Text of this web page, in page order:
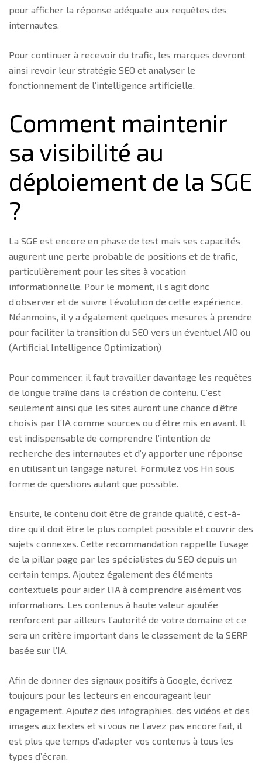
pour afficher la réponse adéquate aux requêtes des
internautes.
Pour continuer à recevoir du trafic, les marques devront
ainsi revoir leur stratégie SEO et analyser le
fonctionnement de l’intelligence artificielle.
Comment maintenir
sa visibilité au
déploiement de la SGE
?
La SGE est encore en phase de test mais ses capacités
augurent une perte probable de positions et de trafic,
particulièrement pour les sites à vocation
informationnelle. Pour le moment, il s’agit donc
d’observer et de suivre l’évolution de cette expérience.
Néanmoins, il y a également quelques mesures à prendre
pour faciliter la transition du SEO vers un éventuel AIO ou
(Artificial Intelligence Optimization)
Pour commencer, il faut travailler davantage les requêtes
de longue traîne dans la création de contenu. C’est
seulement ainsi que les sites auront une chance d’être
choisis par l’IA comme sources ou d’être mis en avant. Il
est indispensable de comprendre l’intention de
recherche des internautes et d’y apporter une réponse
en utilisant un langage naturel. Formulez vos Hn sous
forme de questions autant que possible.
Ensuite, le contenu doit être de grande qualité, c’est-à-
dire qu’il doit être le plus complet possible et couvrir des
sujets connexes. Cette recommandation rappelle l’usage
de la pillar page par les spécialistes du SEO depuis un
certain temps. Ajoutez également des éléments
contextuels pour aider l’IA à comprendre aisément vos
informations. Les contenus à haute valeur ajoutée
renforcent par ailleurs l’autorité de votre domaine et ce
sera un critère important dans le classement de la SERP
basée sur l’IA.
Afin de donner des signaux positifs à Google, écrivez
toujours pour les lecteurs en encourageant leur
engagement. Ajoutez des infographies, des vidéos et des
images aux textes et si vous ne l’avez pas encore fait, il
est plus que temps d’adapter vos contenus à tous les
types d’écran.